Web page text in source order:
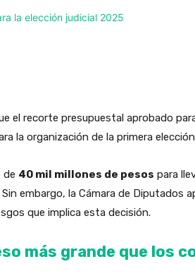
el recorte presupuestal aprobado
la organización de la primera
de 40 mil millones de pesos para
embargo, la Cámara de Diputados
que implica esta decisión.
más grande que los